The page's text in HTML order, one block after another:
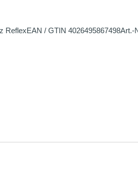
/ GTIN 4026495867498Art.-